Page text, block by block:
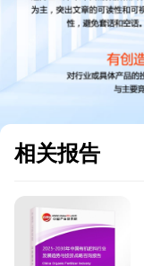
相关报告